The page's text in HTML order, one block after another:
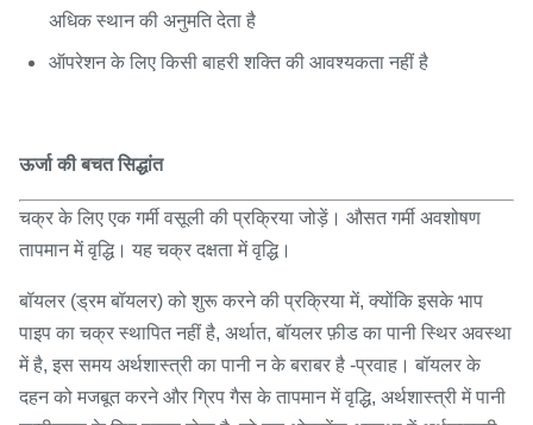
अधिक स्थान की अनुमति देता है
ऑपरेशन के लिए किसी बाहरी शक्ति की आवश्यकता नहीं है
ऊर्जा की बचत सिद्धांत
चक्र के लिए एक गर्मी वसूली की प्रक्रिया जोड़ें। औसत गर्मी अवशोषण
तापमान में वृद्धि। यह चक्र दक्षता में वृद्धि।
बॉयलर (ड्रम बॉयलर) को शुरू करने की प्रक्रिया में, क्योंकि इसके भाप
पाइप का चक्र स्थापित नहीं है, अर्थात, बॉयलर फ़ीड का पानी स्थिर अवस्था
में है, इस समय अर्थशास्त्री का पानी न के बराबर है -प्रवाह। बॉयलर के
दहन को मजबूत करने और ग्रिप गैस के तापमान में वृद्धि, अर्थशास्त्री में पानी